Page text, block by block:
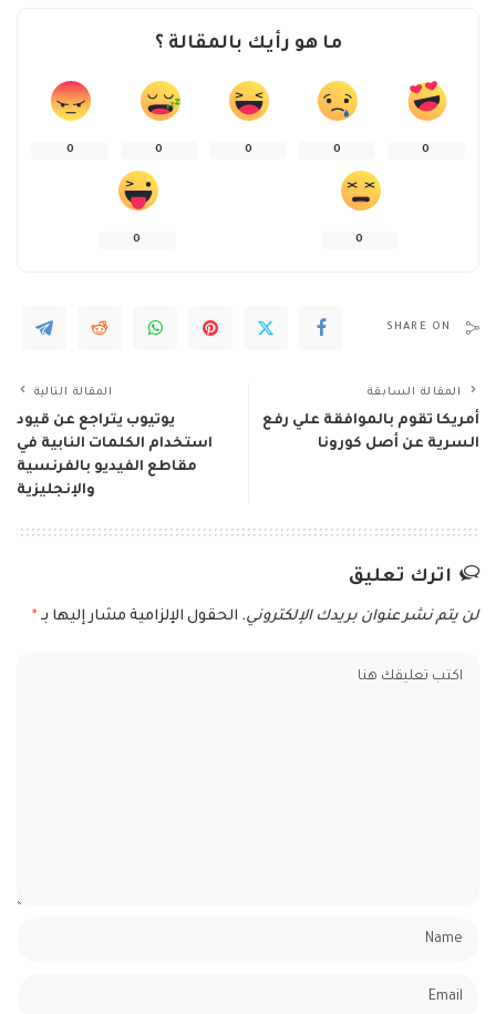
ما هو رأيك بالمقالة ؟
0
0
0
0
0
0
0
SHARE ON
المقالة السابقة
أمريكا تقوم بالموافقة علي رفع
السرية عن أصل كورونا
المقالة التالية
يوتيوب يتراجع عن قيود
استخدام الكلمات النابية في
مقاطع الفيديو بالفرنسية
والإنجليزية
اترك تعليق
لن يتم نشر عنوان بريدك الإلكتروني. الحقول الإلزامية مشار إليها بـ *